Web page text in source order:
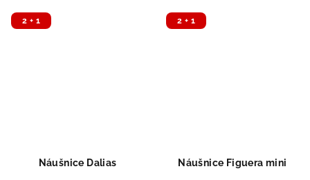
2 + 1
Náušnice Dalias
2 + 1
Náušnice Figuera mini